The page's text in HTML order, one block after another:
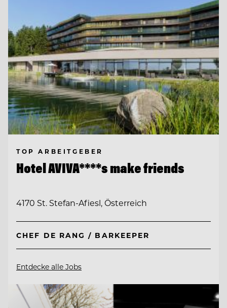
TOP ARBEITGEBER
Hotel AVIVA****s make friends
4170 St. Stefan-Afiesl, Österreich
CHEF DE RANG / BARKEEPER
Entdecke alle Jobs